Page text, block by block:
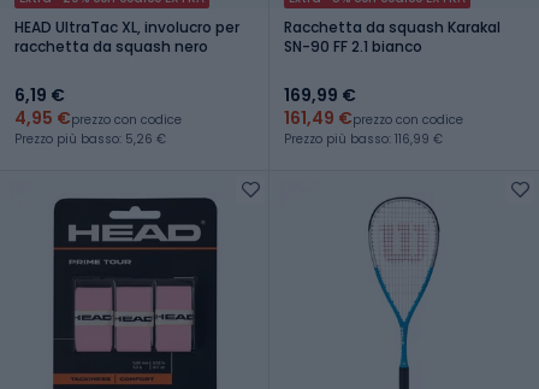
HEAD UltraTac XL, involucro per
racchetta da squash nero
6,19 €
4,95 €prezzo con codice
Prezzo più basso: 5,26 €
Racchetta da squash Karakal
SN-90 FF 2.1 bianco
169,99 €
161,49 €prezzo con codice
Prezzo più basso: 116,99 €